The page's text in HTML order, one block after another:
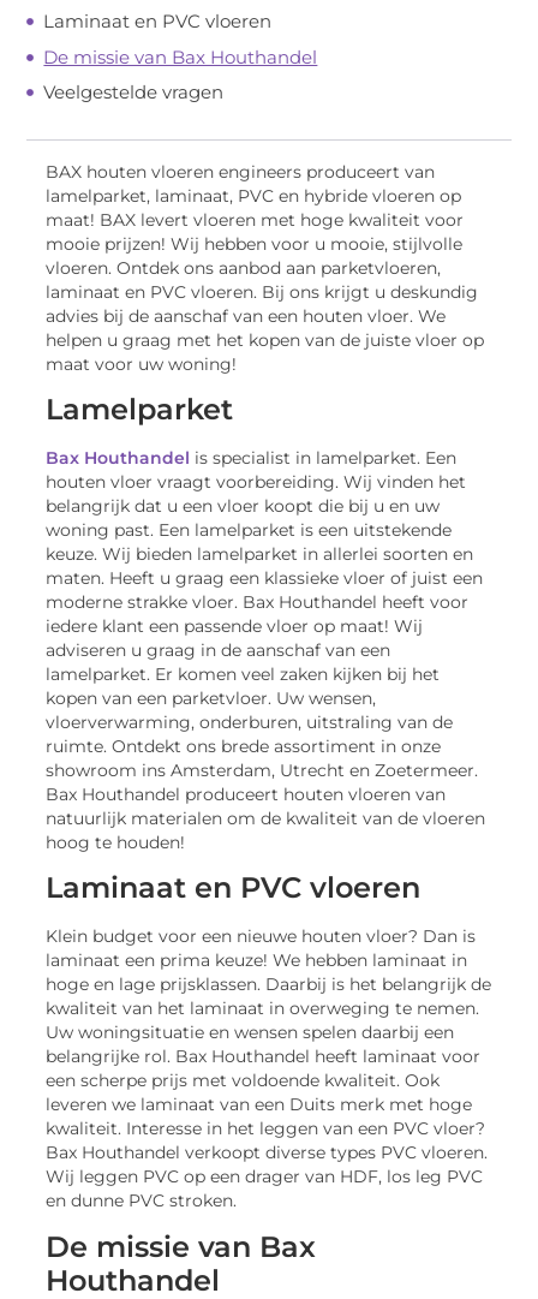
Laminaat en PVC vloeren
De missie van Bax Houthandel
Veelgestelde vragen
BAX houten vloeren engineers produceert van
lamelparket, laminaat, PVC en hybride vloeren op
maat! BAX levert vloeren met hoge kwaliteit voor
mooie prijzen! Wij hebben voor u mooie, stijlvolle
vloeren. Ontdek ons aanbod aan parketvloeren,
laminaat en PVC vloeren. Bij ons krijgt u deskundig
advies bij de aanschaf van een houten vloer. We
helpen u graag met het kopen van de juiste vloer op
maat voor uw woning!
Lamelparket
Bax Houthandel is specialist in lamelparket. Een
houten vloer vraagt voorbereiding. Wij vinden het
belangrijk dat u een vloer koopt die bij u en uw
woning past. Een lamelparket is een uitstekende
keuze. Wij bieden lamelparket in allerlei soorten en
maten. Heeft u graag een klassieke vloer of juist een
moderne strakke vloer. Bax Houthandel heeft voor
iedere klant een passende vloer op maat! Wij
adviseren u graag in de aanschaf van een
lamelparket. Er komen veel zaken kijken bij het
kopen van een parketvloer. Uw wensen,
vloerverwarming, onderburen, uitstraling van de
ruimte. Ontdekt ons brede assortiment in onze
showroom ins Amsterdam, Utrecht en Zoetermeer.
Bax Houthandel produceert houten vloeren van
natuurlijk materialen om de kwaliteit van de vloeren
hoog te houden!
Laminaat en PVC vloeren
Klein budget voor een nieuwe houten vloer? Dan is
laminaat een prima keuze! We hebben laminaat in
hoge en lage prijsklassen. Daarbij is het belangrijk de
kwaliteit van het laminaat in overweging te nemen.
Uw woningsituatie en wensen spelen daarbij een
belangrijke rol. Bax Houthandel heeft laminaat voor
een scherpe prijs met voldoende kwaliteit. Ook
leveren we laminaat van een Duits merk met hoge
kwaliteit. Interesse in het leggen van een PVC vloer?
Bax Houthandel verkoopt diverse types PVC vloeren.
Wij leggen PVC op een drager van HDF, los leg PVC
en dunne PVC stroken.
De missie van Bax
Houthandel